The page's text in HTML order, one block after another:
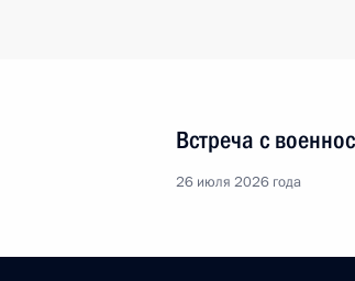
Встреча с
26 июля 2026 года